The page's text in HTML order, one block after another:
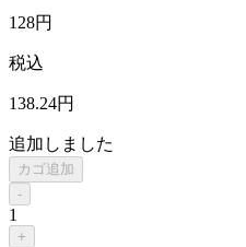
128円
税込
138.24円
追加しました
カゴ追加
-
1
+